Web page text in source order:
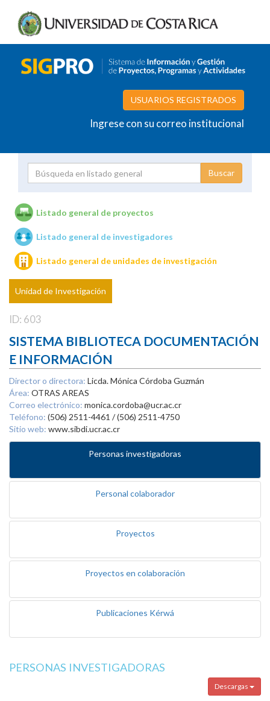
USUARIOS REGISTRADOS
Ingrese con su correo institucional
Unidades de investigación
Listado general de proyectos
Listado general de investigadores
Listado general de unidades de investigación
Unidad de Investigación
ID: 603
SISTEMA BIBLIOTECA DOCUMENTACIÓN
E INFORMACIÓN
Director o directora: Licda. Mónica Córdoba Guzmán
Área: OTRAS AREAS
Correo electrónico: monica.cordoba@ucr.ac.cr
Teléfono: (506) 2511-4461 / (506) 2511-4750
Sitio web: www.sibdi.ucr.ac.cr
Personas investigadoras
Personal colaborador
Proyectos
Proyectos en colaboración
Publicaciones Kérwá
PERSONAS INVESTIGADORAS
Descargas